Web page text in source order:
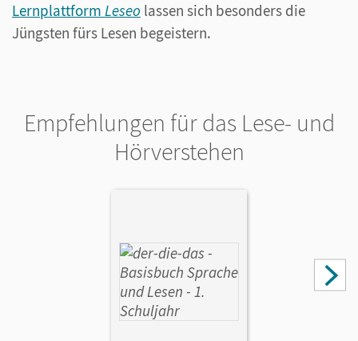
Lernplattform Leseo lassen sich besonders die
Jüngsten fürs Lesen begeistern.
Empfehlungen für das Lese- und
Hörverstehen